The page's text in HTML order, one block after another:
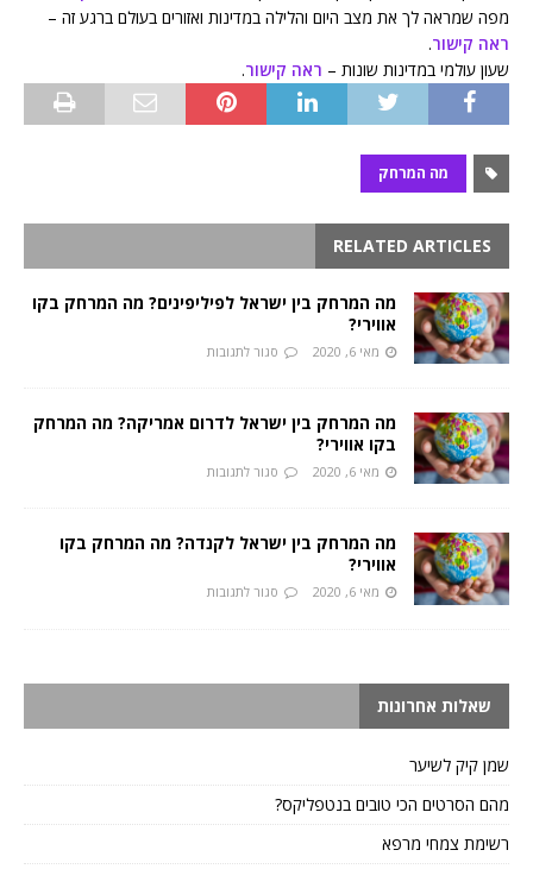
מפה שמראה לך את מצב היום והלילה במדינות ואזורים בעולם ברגע זה –
ראה קישור.
שעון עולמי במדינות שונות – ראה קישור.
מה המרחק
RELATED ARTICLES
מה המרחק בין ישראל לפיליפינים? מה המרחק בקו
אווירי?
מאי 6, 2020 סגור לתגובות
מה המרחק בין ישראל לדרום אמריקה? מה המרחק
בקו אווירי?
מאי 6, 2020 סגור לתגובות
מה המרחק בין ישראל לקנדה? מה המרחק בקו
אווירי?
מאי 6, 2020 סגור לתגובות
שאלות אחרונות
שמן קיק לשיער
מהם הסרטים הכי טובים בנטפליקס?
רשימת צמחי מרפא